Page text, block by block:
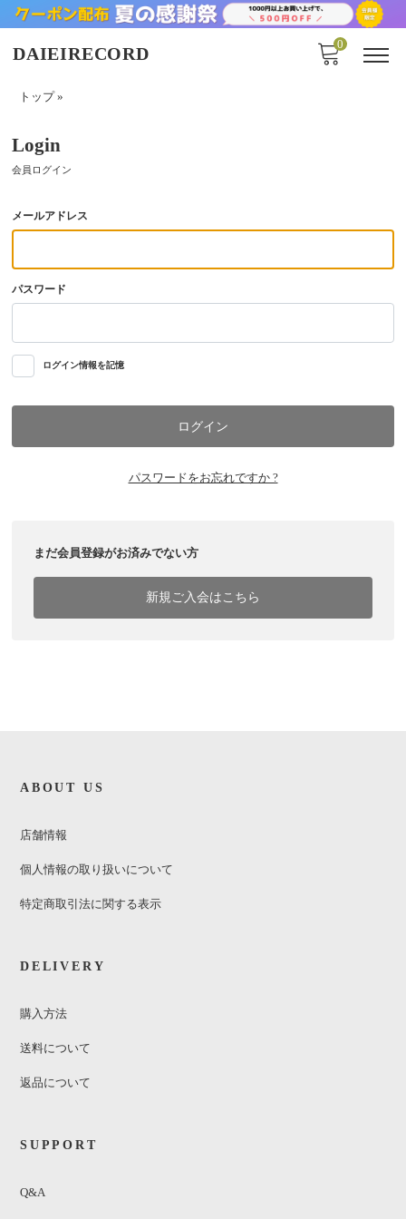
DAIEIRECORD 0
トップ»
Login
会員ログイン
メールアドレス
パスワード
ログイン情報を記憶
パスワードをお忘れですか ?
まだ会員登録がお済みでない方
新規ご入会はこちら
ABOUT US
店舗情報
個人情報の取り扱いについて
特定商取引法に関する表示
DELIVERY
購入方法
送料について
返品について
SUPPORT
Q&A